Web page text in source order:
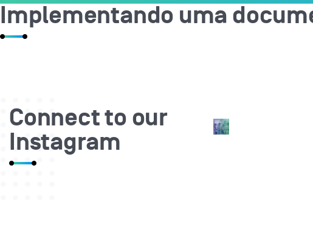
Implementando uma
Connect to our
Instagram